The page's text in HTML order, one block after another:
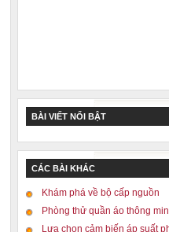
BÀI VIẾT NỔI BẬT
CÁC BÀI KHÁC
Khám phá về bộ cấp nguồn
Phòng thử quần áo thông
Lựa chọn cảm biến áp suất